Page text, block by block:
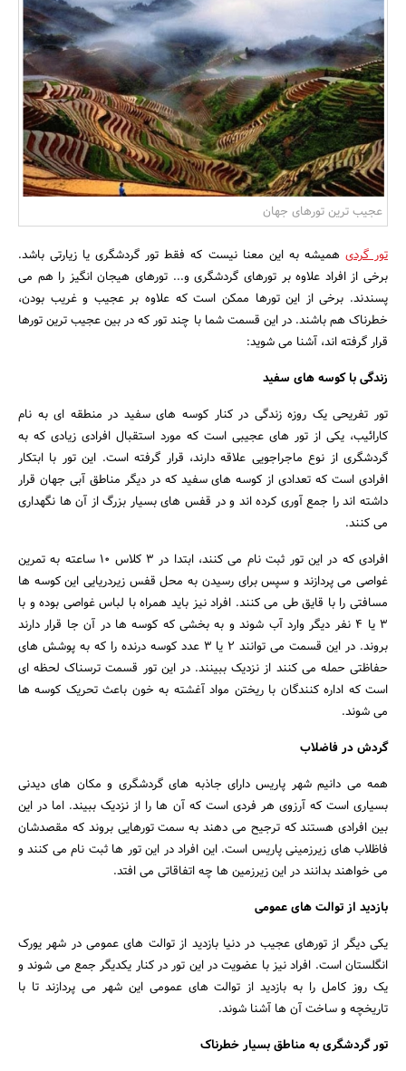
بانک، بیمه و سرمایه
مسکن و ساختمان
جستجو
عجیب ترین تورهای جهان
تور گردی همیشه به این معنا نیست که فقط تور گردشگری یا زیارتی باشد.
برخی از افراد علاوه بر تورهای گردشگری و... تورهای هیجان انگیز را هم می
پسندند. برخی از این تورها ممکن است که علاوه بر عجیب و غریب بودن،
خطرناک هم باشند. در این قسمت شما با چند تور که در بین عجیب ترین تورها
قرار گرفته اند، آشنا می شوید:
زندگی با کوسه های سفید
تور تفریحی یک روزه زندگی در کنار کوسه های سفید در منطقه ای به نام
کارائیب، یکی از تور های عجیبی است که مورد استقبال افرادی زیادی که به
گردشگری از نوع ماجراجویی علاقه دارند، قرار گرفته است. این تور با ابتکار
افرادی است که تعدادی از کوسه های سفید که در دیگر مناطق آبی جهان قرار
داشته اند را جمع آوری کرده اند و در قفس های بسیار بزرگ از آن ها نگهداری
می کنند.
افرادی که در این تور ثبت نام می کنند، ابتدا در 3 کلاس 10 ساعته به تمرین
غواصی می پردازند و سپس برای رسیدن به محل قفس زیردریایی این کوسه ها
مسافتی را با قایق طی می کنند. افراد نیز باید همراه با لباس غواصی بوده و با
3 یا 4 نفر دیگر وارد آب شوند و به بخشی که کوسه ها در آن جا قرار دارند
بروند. در این قسمت می توانند 2 یا 3 عدد کوسه درنده را که به پوشش های
حفاظتی حمله می کنند از نزدیک ببینند. در این تور قسمت ترسناک لحظه ای
است که اداره کنندگان با ریختن مواد آغشته به خون باعث تحریک کوسه ها
می شوند.
گردش در فاضلاب
همه می دانیم شهر پاریس دارای جاذبه های گردشگری و مکان های دیدنی
بسیاری است که آرزوی هر فردی است که آن ها را از نزدیک ببیند. اما در این
بین افرادی هستند که ترجیح می دهند به سمت تورهایی بروند که مقصدشان
فاظلاب های زیرزمینی پاریس است. این افراد در این تور ها ثبت نام می کنند و
می خواهند بدانند در این زیرزمین ها چه اتفاقاتی می افتد.
بازدید از توالت های عمومی
یکی دیگر از تورهای عجیب در دنیا بازدید از توالت های عمومی در شهر یورک
انگلستان است. افراد نیز با عضویت در این تور در کنار یکدیگر جمع می شوند و
یک روز کامل را به بازدید از توالت های عمومی این شهر می پردازند تا با
تاریخچه و ساخت آن ها آشنا شوند.
تور گردشگری به مناطق بسیار خطرناک